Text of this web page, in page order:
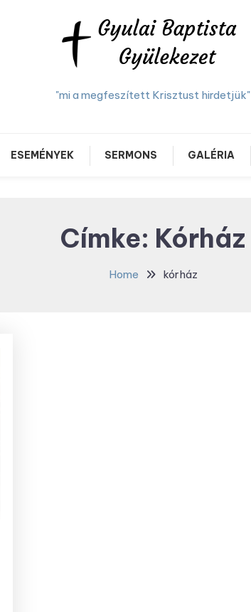
"mi a megfeszített Krisztust hirdetjük"
ESEMÉNYEK SERMONS GALÉRIA
Címke: Kórház
Home kórház